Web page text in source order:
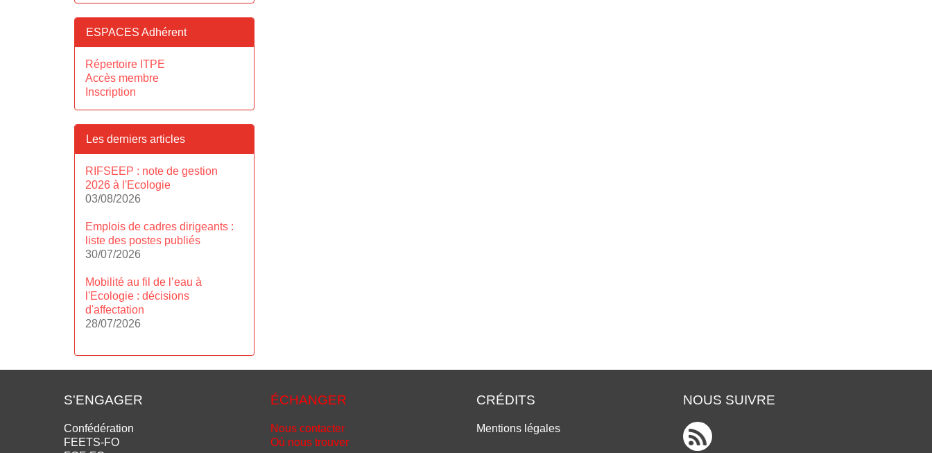
ESPACES Adhérent
Répertoire ITPE
Accès membre
Inscription
Les derniers articles
RIFSEEP : note de gestion
2026 à l'Ecologie
03/08/2026
Emplois de cadres dirigeants :
liste des postes publiés
30/07/2026
Mobilité au fil de l’eau à
l'Ecologie : décisions
d'affectation
28/07/2026
S'ENGAGER
Confédération
FEETS-FO
ÉCHANGER
Nous contacter
Où nous trouver
CRÉDITS
Mentions légales
NOUS SUIVRE